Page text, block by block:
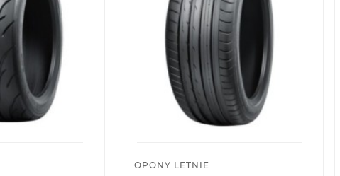
OPONY LETNIE